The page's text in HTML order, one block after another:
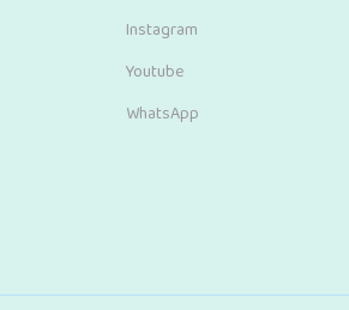
Instagram
Youtube
WhatsApp